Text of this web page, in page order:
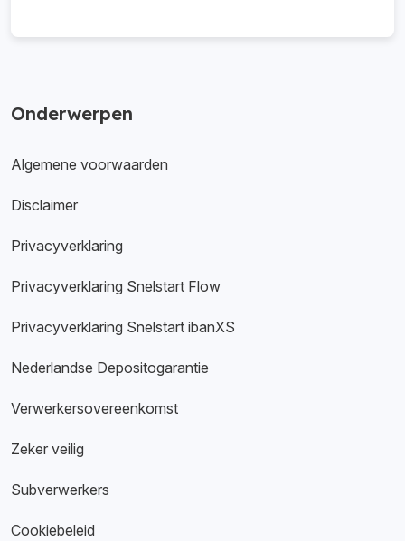
Onderwerpen
Algemene voorwaarden
Disclaimer
Privacyverklaring
Privacyverklaring Snelstart Flow
Privacyverklaring Snelstart ibanXS
Nederlandse Depositogarantie
Verwerkersovereenkomst
Zeker veilig
Subverwerkers
Cookiebeleid